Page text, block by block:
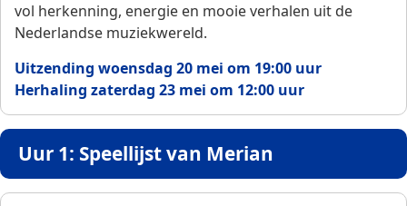
vol herkenning, energie en mooie verhalen uit de
Nederlandse muziekwereld.
Uitzending woensdag 20 mei om 19:00 uur
Herhaling zaterdag 23 mei om 12:00 uur
Uur 1: Speellijst van Merian